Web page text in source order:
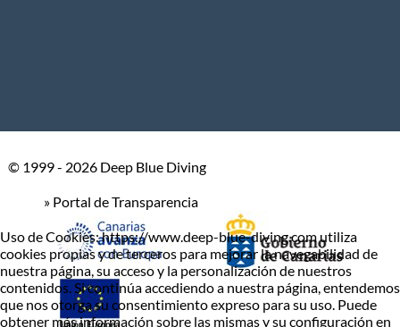
© 1999 - 2026 Deep Blue Diving
» Portal de Transparencia
Uso de Cookies: https://www.deep-blue-diving.com utiliza
cookies propias y de terceros para mejorar la navegabilidad de
nuestra página, su acceso y la personalización de nuestros
contenidos. Si continúa accediendo a nuestra página, entendemos
que nos otorga su consentimiento expreso para su uso. Puede
obtener más información sobre las mismas y su configuración en